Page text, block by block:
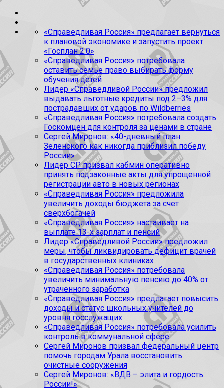
«Справедливая Россия» предлагает вернуться
к плановой экономике и запустить проект
«Госплан 2.0»
«Справедливая Россия» потребовала
оставить семье право выбирать форму
обучения детей
Лидер «Справедливой России» предложил
выдавать льготные кредиты под 2–3% для
пострадавших от ударов по Wildberries
«Справедливая Россия» потребовала создать
Госкомцен для контроля за ценами в стране
Сергей Миронов: «40-дневный план
Зеленского как никогда приблизил победу
России»
Лидер СР призвал кабмин оперативно
принять подзаконные акты для упрощенной
регистрации авто в новых регионах
«Справедливая Россия» предложила
увеличить доходы бюджета за счет
сверхбогачей
«Справедливая Россия» настаивает на
выплате 13-х зарплат и пенсий
Лидер «Справедливой России» предложил
меры, чтобы ликвидировать дефицит врачей
в государственных клиниках
«Справедливая Россия» потребовала
увеличить минимальную пенсию до 40% от
утраченного заработка
«Справедливая Россия» предлагает повысить
доходы и статус школьных учителей до
уровня госслужащих
«Справедливая Россия» потребовала усилить
контроль в коммунальной сфере
Сергей Миронов призвал федеральный центр
помочь городам Урала восстановить
очистные сооружения
Сергей Миронов: «ВДВ – элита и гордость
России!»